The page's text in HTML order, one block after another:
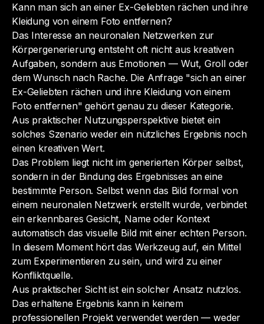
Kann man sich an einer Ex-Geliebten rächen und ihre
Kleidung von einem Foto entfernen?
Das Interesse an neuronalen Netzwerken zur
Körpergenerierung entsteht oft nicht aus kreativen
Aufgaben, sondern aus Emotionen — Wut, Groll oder
dem Wunsch nach Rache. Die Anfrage "sich an einer
Ex-Geliebten rächen und ihre Kleidung von einem
Foto entfernen" gehört genau zu dieser Kategorie.
Aus praktischer Nutzungsperspektive bietet ein
solches Szenario weder ein nützliches Ergebnis noch
einen kreativen Wert.
Das Problem liegt nicht im generierten Körper selbst,
sondern in der Bindung des Ergebnisses an eine
bestimmte Person. Selbst wenn das Bild formal von
einem neuronalen Netzwerk erstellt wurde, verbindet
ein erkennbares Gesicht, Name oder Kontext
automatisch das visuelle Bild mit einer echten Person.
In diesem Moment hört das Werkzeug auf, ein Mittel
zum Experimentieren zu sein, und wird zu einer
Konfliktquelle.
Aus praktischer Sicht ist ein solcher Ansatz nutzlos.
Das erhaltene Ergebnis kann in keinem
professionellen Projekt verwendet werden — weder